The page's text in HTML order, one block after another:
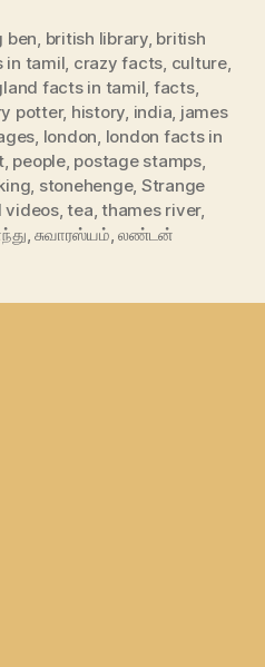
ben british library, british
in tamil crazy facts culture,
facts in tamil facts,
potter, history india james
london london facts in
, people, postage stamps,
stonehenge, Strange
videos,tea ,thames river,
,சுவாரஸ்யம் ,லண்டன்